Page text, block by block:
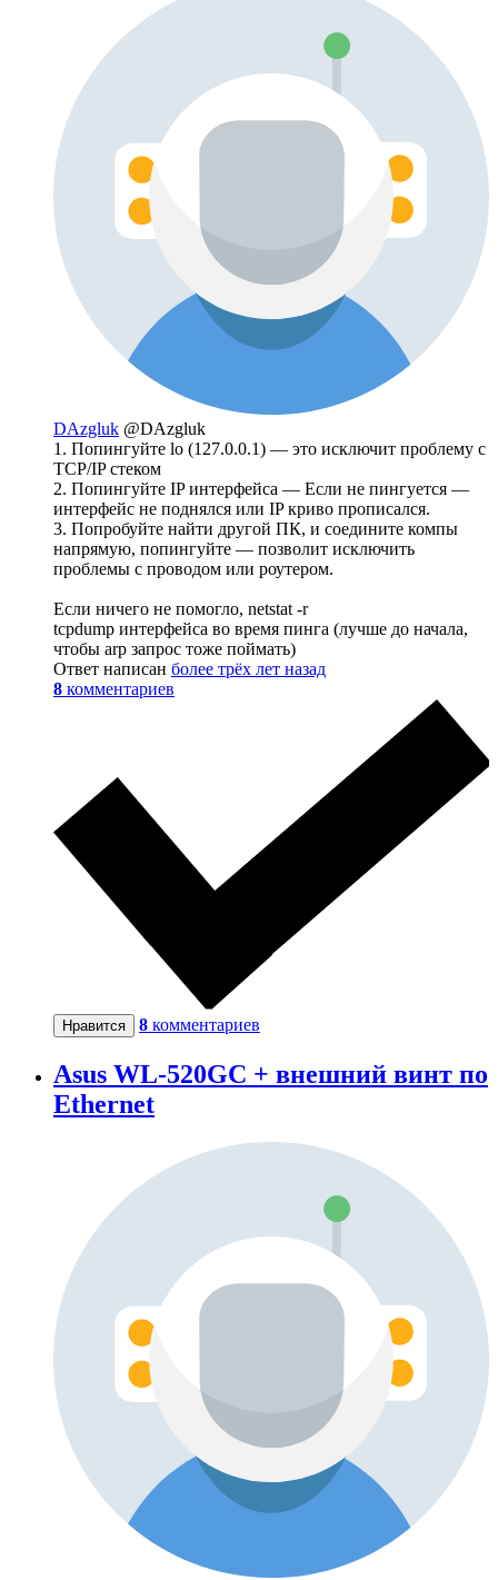
DAzgluk @DAzgluk
1. Попингуйте lo (127.0.0.1) — это исключит проблему с
TCP/IP стеком
2. Попингуйте IP интерфейса — Если не пингуется —
интерфейс не поднялся или IP криво прописался.
3. Попробуйте найти другой ПК, и соедините компы
напрямую, попингуйте — позволит исключить
проблемы с проводом или роутером.
Если ничего не помогло, netstat -r
tcpdump интерфейса во время пинга (лучше до начала,
чтобы arp запрос тоже поймать)
Ответ написан более трёх лет назад
8 комментариев
Нравится 8 комментариев
Asus WL-520GC + внешний винт по
Ethernet